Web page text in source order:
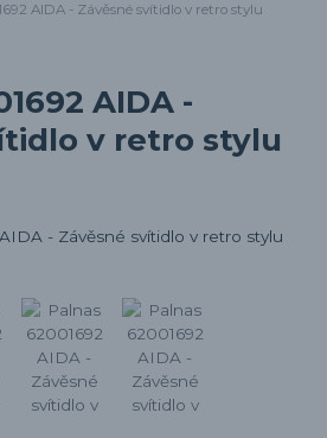
AIDA - Závěsné svítidlo v retro stylu
AIDA -
v retro stylu